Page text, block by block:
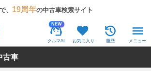
、 19周年の中古車検索サイト
NEW
クルマAI お気に入り 履歴 メニュー
古車